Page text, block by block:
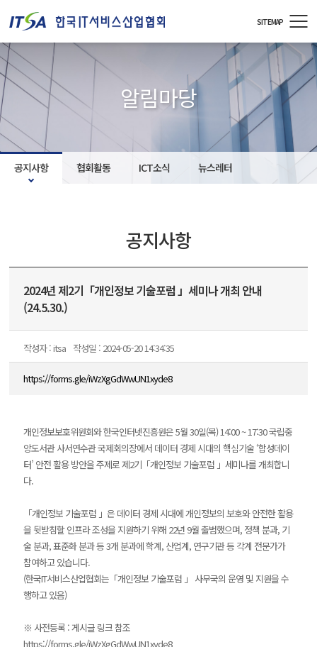
SITEMAP
알림마당
공지사항 협회활동 ICT소식 뉴스레터
공지사항
2024년 제2기「개인정보 기술포럼 」세미나 개최 안내
(24.5.30.)
작성자 : itsa 작성일 : 2024-05-20 14:34:35
https://forms.gle/iWzXgGdWwUN1xyde8
개인정보보호위원회와 한국인터넷진흥원은 5월 30일(목) 14:00 ~ 17:30 국립중
앙도서관 사서연수관 국제회의장에서 데이터 경제 시대의 핵심기술 ‘합성데이
터’ 안전 활용 방안을 주제로 제2기「개인정보 기술포럼 」세미나를 개최합니
다.
「개인정보 기술포럼 」은 데이터 경제 시대에 개인정보의 보호와 안전한 활용
을 뒷받침할 인프라 조성을 지원하기 위해 22년 9월 출범했으며, 정책 분과, 기
술 분과, 표준화 분과 등 3개 분과에 학계, 산업계, 연구기관 등 각계 전문가가
참여하고 있습니다.
(한국IT서비스산업협회는「개인정보 기술포럼 」 사무국의 운영 및 지원을 수
행하고 있음)
※ 사전등록 : 게시글 링크 참조
https://forms.gle/iWzXgGdWwUN1xyde8